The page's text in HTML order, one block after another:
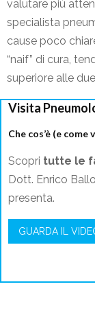
valutare più
specialista
cause poco
“naif” di cura,
superiore alle
Visita
Che cos’è (e
Scopri tutte le
Dott. Enrico
presenta.
GUARDA IL